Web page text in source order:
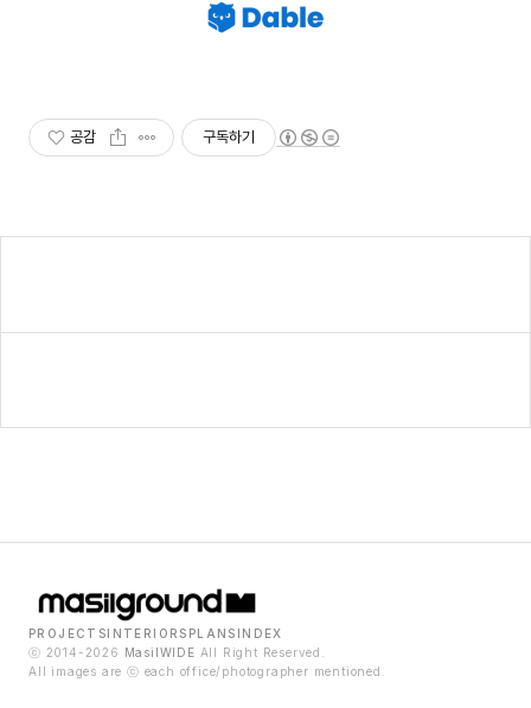
공감 구독하기
PROJECTSINTERIORS PLANS INDEX
ⓒ 2014-2026 MasilWIDE All Right Reserved.
All images are ⓒ each office/photographer mentioned.